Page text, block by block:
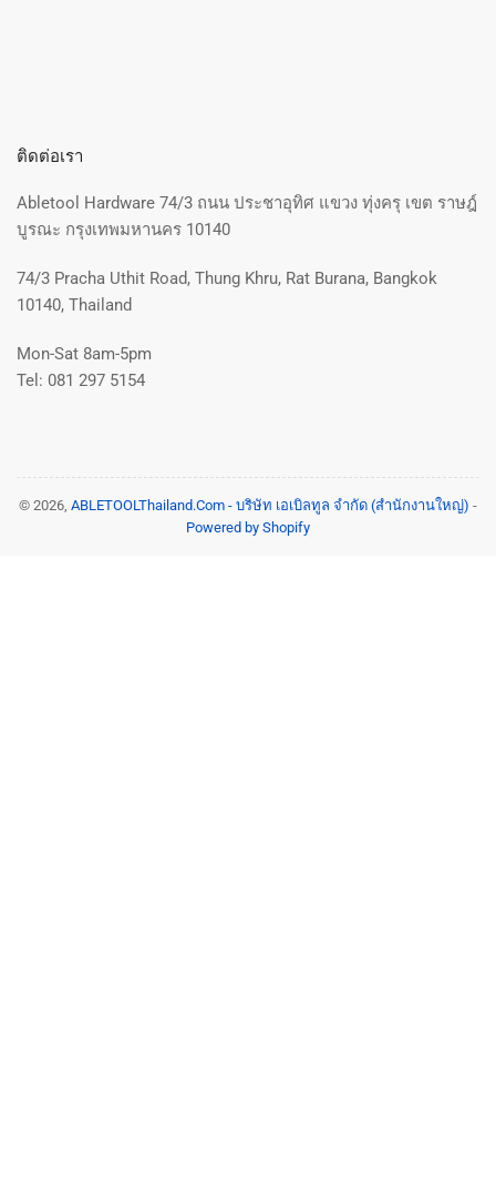
ติดต่อเรา
Abletool Hardware 74/3 ถนน ประชาอุทิศ แขวง ทุ่งครุ เขต ราษฎ์
บูรณะ กรุงเทพมหานคร 10140
74/3 Pracha Uthit Road, Thung Khru, Rat Burana, Bangkok
10140, Thailand
Mon-Sat 8am-5pm
Tel: 081 297 5154
© 2026, ABLETOOLThailand.Com - บริษัท เอเบิลทูล จำกัด (สำนักงานใหญ่) -
Powered by Shopify